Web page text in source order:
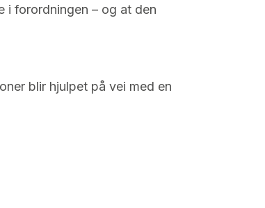
i forordningen – og at den
blir hjulpet på vei med en